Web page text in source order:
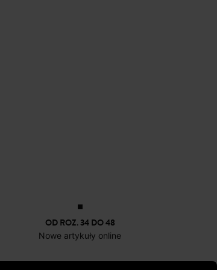
OD ROZ. 34 DO 48
Nowe artykuły online